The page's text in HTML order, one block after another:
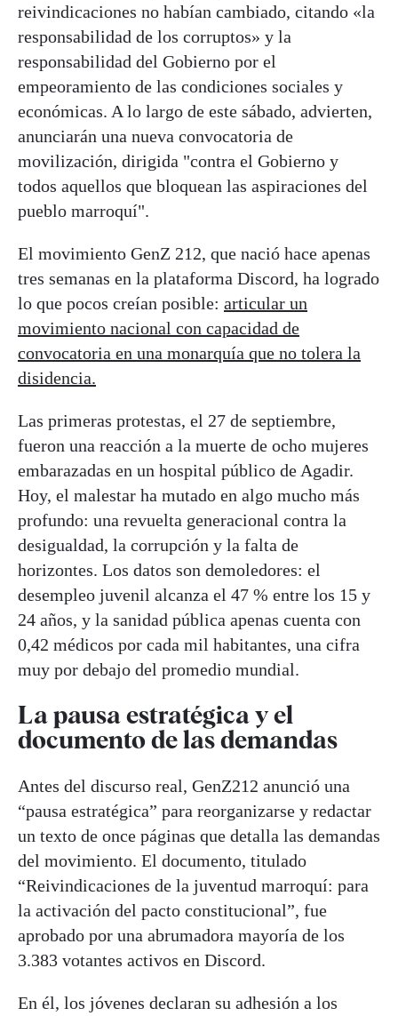
reivindicaciones no habían cambiado, citando «la
responsabilidad de los corruptos» y la
responsabilidad del Gobierno por el
empeoramiento de las condiciones sociales y
económicas. A lo largo de este sábado, advierten,
anunciarán una nueva convocatoria de
movilización, dirigida "contra el Gobierno y
todos aquellos que bloquean las aspiraciones del
pueblo marroquí".
El movimiento GenZ 212, que nació hace apenas
tres semanas en la plataforma Discord, ha logrado
lo que pocos creían posible: articular un
movimiento nacional con capacidad de
convocatoria en una monarquía que no tolera la
disidencia.
Las primeras protestas, el 27 de septiembre,
fueron una reacción a la muerte de ocho mujeres
embarazadas en un hospital público de Agadir.
Hoy, el malestar ha mutado en algo mucho más
profundo: una revuelta generacional contra la
desigualdad, la corrupción y la falta de
horizontes. Los datos son demoledores: el
desempleo juvenil alcanza el 47 % entre los 15 y
24 años, y la sanidad pública apenas cuenta con
0,42 médicos por cada mil habitantes, una cifra
muy por debajo del promedio mundial.
La pausa estratégica y el
documento de las demandas
Antes del discurso real, GenZ212 anunció una
“pausa estratégica” para reorganizarse y redactar
un texto de once páginas que detalla las demandas
del movimiento. El documento, titulado
“Reivindicaciones de la juventud marroquí: para
la activación del pacto constitucional”, fue
aprobado por una abrumadora mayoría de los
3.383 votantes activos en Discord.
En él, los jóvenes declaran su adhesión a los